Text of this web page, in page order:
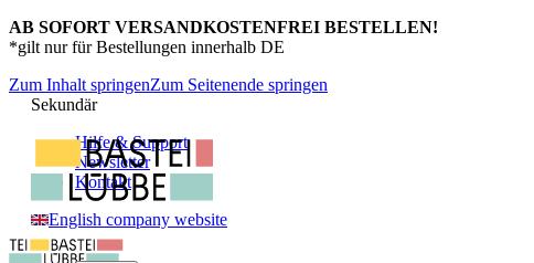
AB SOFORT VERSANDKOSTENFREI BESTELLEN!
*gilt nur für Bestellungen innerhalb DE
Zum Inhalt springenZum Seitenende springen
Sekundär
Hilfe & Support
Newsletter
Kontakt
English company website